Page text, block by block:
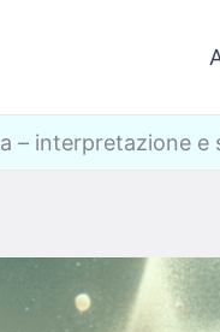
– interpretazione